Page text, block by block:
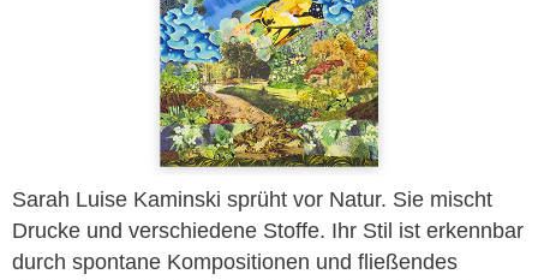
Sarah Luise Kaminski sprüht vor Natur. Sie mischt
Drucke und verschiedene Stoffe. Ihr Stil ist erkennbar
durch spontane Kompositionen und fließendes